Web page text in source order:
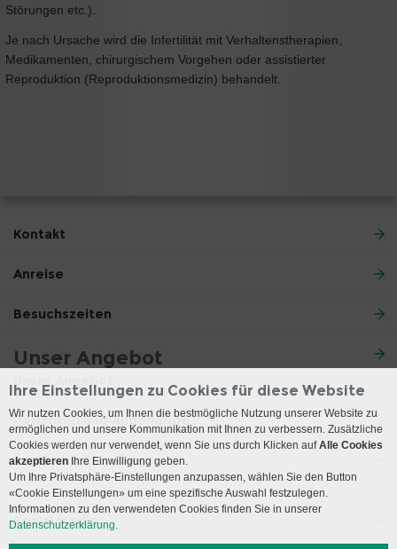
Störungen etc.).
Je nach Ursache wird die Infertilität mit Verhaltenstherapien,
Medikamenten, chirurgischem Vorgehen oder assistierter
Reproduktion (Reproduktionsmedizin) behandelt.
Kontakt
Anreise
Besuchszeiten
Unser Angebot
Patienten und Angehörige
Ärzte und Zuweiser
Social Media
Ihre Einstellungen zu Cookies für diese Website
Wir nutzen Cookies, um Ihnen die bestmögliche Nutzung unserer Website zu
ermöglichen und unsere Kommunikation mit Ihnen zu verbessern. Zusätzliche
Cookies werden nur verwendet, wenn Sie uns durch Klicken aufAlle Cookies
akzeptieren Ihre Einwilligung geben.
Um Ihre Privatsphäre-Einstellungen anzupassen, wählen Sie den Button
«Cookie Einstellungen» um eine spezifische Auswahl festzulegen.
Informationen zu den verwendeten Cookies finden Sie in unserer
Datenschutzerklärung.